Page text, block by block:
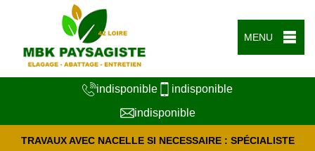
MENU
indisponible
indisponible
indisponible
TRAVAUX AVEC NACELLE SI NECESSAIRE : SPÉCIALISTE